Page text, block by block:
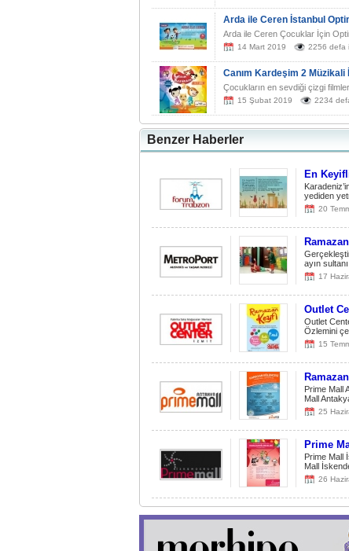
Arda ile Ceren İstanbul
Arda ile Ceren Çocuklar İçin
14 Mart 2019 2256 defa
Canım Kardeşim 2
Çocukların en sevdiği çizgi
15 Şubat 2019 2234
Benzer Haberler
En
yediden
20
ayın
17
Outlet
Outlet
Özlemini
15
Prime Mall
Mall
25
Prime
Prime Mall
Mall
26